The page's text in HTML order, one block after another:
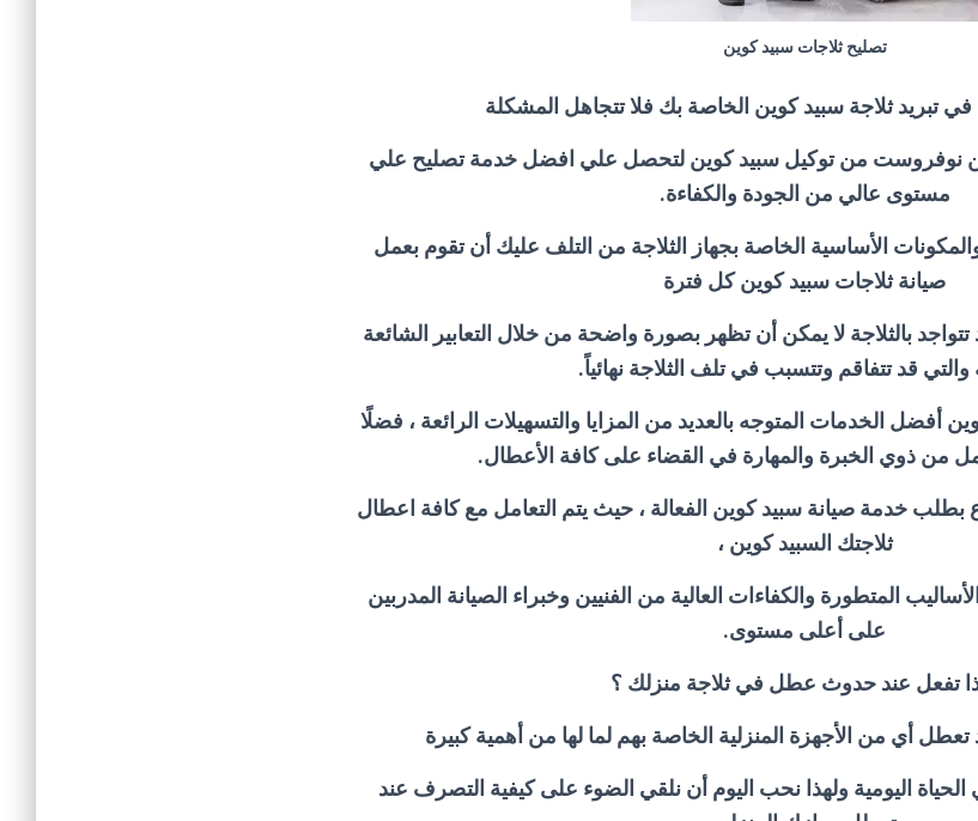
تصليح ثلاجات سبيد كوين
في تبريد ثلاجة سبيد كوين الخاصة بك فلا تتجاهل المشكلة
نوفروست من توكيل سبيد كوين لتحصل علي افضل خدمة تصليح علي
مستوى عالي من الجودة والكفاءة.
الأساسية الخاصة بجهاز الثلاجة من التلف عليك أن تقوم بعمل
صيانة ثلاجات سبيد كوين كل فترة
بالثلاجة لا يمكن أن تظهر بصورة واضحة من خلال التعابير الشائعة
والتي قد تتفاقم وتتسبب في تلف الثلاجة نهائياً.
أفضل الخدمات المتوجه بالعديد من المزايا والتسهيلات الرائعة ، فضلًا
من ذوي الخبرة والمهارة في القضاء على كافة الأعطال.
بطلب خدمة صيانة سبيد كوين الفعالة ، حيث يتم التعامل مع كافة اعطال
ثلاجتك السبيد كوين ،
المتطورة والكفاءات العالية من الفنيين وخبراء الصيانة المدربين
على أعلى مستوى.
تفعل عند حدوث عطل في ثلاجة منزلك ؟
أي من الأجهزة المنزلية الخاصة بهم لما لها من أهمية كبيرة
اليومية ولهذا نحب اليوم أن نلقي الضوء على كيفية التصرف عند